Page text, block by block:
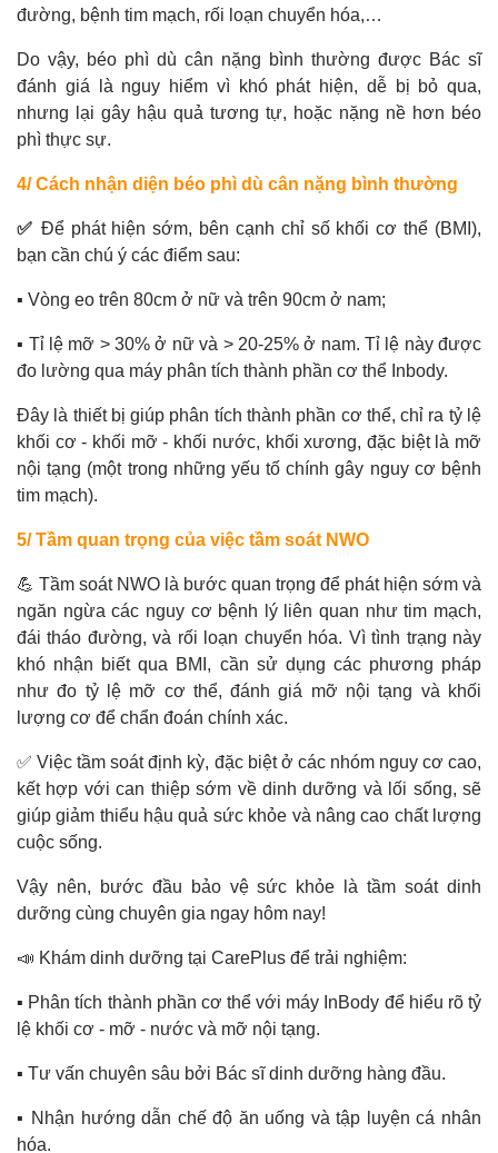
đường, bệnh tim mạch, rối loạn chuyển hóa,…
Do vậy, béo phì dù cân nặng bình thường được Bác sĩ
đánh giá là nguy hiểm vì khó phát hiện, dễ bị bỏ qua,
nhưng lại gây hậu quả tương tự, hoặc nặng nề hơn béo
phì thực sự.
4/ Cách nhận diện béo phì dù cân nặng bình thường
✅ Để phát hiện sớm, bên cạnh chỉ số khối cơ thể (BMI),
bạn cần chú ý các điểm sau:
▪️ Vòng eo trên 80cm ở nữ và trên 90cm ở nam;
▪️ Tỉ lệ mỡ > 30% ở nữ và > 20-25% ở nam. Tỉ lệ này được
đo lường qua máy phân tích thành phần cơ thể Inbody.
Đây là thiết bị giúp phân tích thành phần cơ thể, chỉ ra tỷ lệ
khối cơ - khối mỡ - khối nước, khối xương, đặc biệt là mỡ
nội tạng (một trong những yếu tố chính gây nguy cơ bệnh
tim mạch).
5/ Tầm quan trọng của việc tầm soát NWO
💪 Tầm soát NWO là bước quan trọng để phát hiện sớm và
ngăn ngừa các nguy cơ bệnh lý liên quan như tim mạch,
đái tháo đường, và rối loạn chuyển hóa. Vì tình trạng này
khó nhận biết qua BMI, cần sử dụng các phương pháp
như đo tỷ lệ mỡ cơ thể, đánh giá mỡ nội tạng và khối
lượng cơ để chẩn đoán chính xác.
✅ Việc tầm soát định kỳ, đặc biệt ở các nhóm nguy cơ cao,
kết hợp với can thiệp sớm về dinh dưỡng và lối sống, sẽ
giúp giảm thiểu hậu quả sức khỏe và nâng cao chất lượng
cuộc sống.
Vậy nên, bước đầu bảo vệ sức khỏe là tầm soát dinh
dưỡng cùng chuyên gia ngay hôm nay!
📣 Khám dinh dưỡng tại CarePlus để trải nghiệm:
▪️ Phân tích thành phần cơ thể với máy InBody để hiểu rõ tỷ
lệ khối cơ - mỡ - nước và mỡ nội tạng.
▪️ Tư vấn chuyên sâu bởi Bác sĩ dinh dưỡng hàng đầu.
▪️ Nhận hướng dẫn chế độ ăn uống và tập luyện cá nhân
hóa.